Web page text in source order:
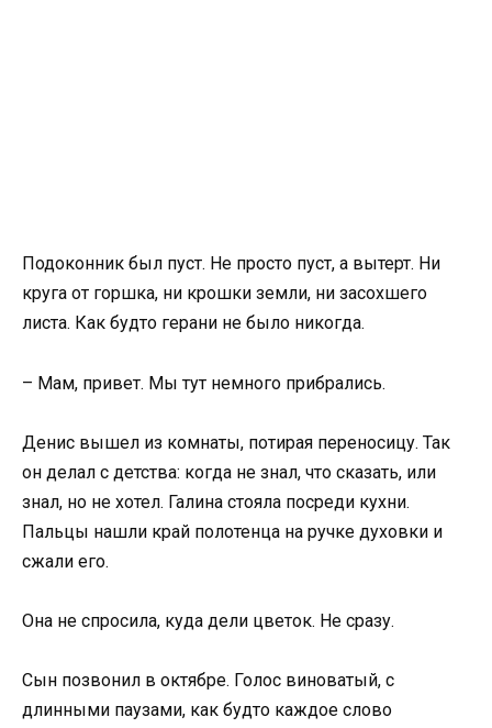
Подоконник был пуст. Не просто пуст, а вытерт. Ни
круга от горшка, ни крошки земли, ни засохшего
листа. Как будто герани не было никогда.
– Мам, привет. Мы тут немного прибрались.
Денис вышел из комнаты, потирая переносицу. Так
он делал с детства: когда не знал, что сказать, или
знал, но не хотел. Галина стояла посреди кухни.
Пальцы нашли край полотенца на ручке духовки и
сжали его.
Она не спросила, куда дели цветок. Не сразу.
Сын позвонил в октябре. Голос виноватый, с
длинными паузами, как будто каждое слово